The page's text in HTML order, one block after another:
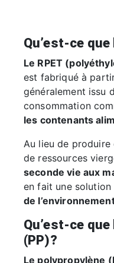
Qu’est-ce que
Le RPET
est fabriqué à
généralement issu
consommation
les contenants
Au lieu de
de ressources
seconde vie aux
en fait une solution
de
Qu’est-ce
(PP)?
Le polypropylène